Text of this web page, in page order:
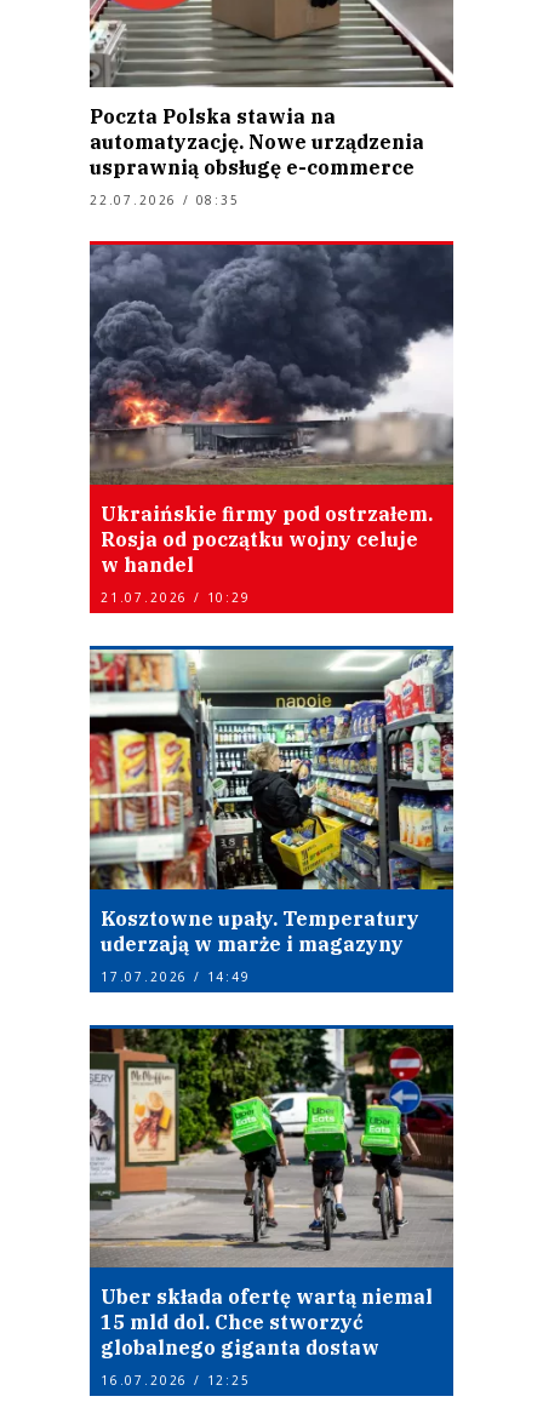
Poczta Polska stawia na
automatyzację. Nowe urządzenia
usprawnią obsługę e-commerce
22.07.2026 / 08:35
Ukraińskie firmy pod ostrzałem.
Rosja od początku wojny celuje
w handel
21.07.2026 / 10:29
Kosztowne upały. Temperatury
uderzają w marże i magazyny
17.07.2026 / 14:49
Uber składa ofertę wartą niemal
15 mld dol. Chce stworzyć
globalnego giganta dostaw
16.07.2026 / 12:25